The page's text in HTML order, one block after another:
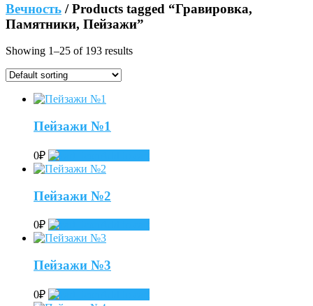
Вечность / Products tagged “Гравировка,
Памятники, Пейзажи”
Showing 1–25 of 193 results
Пейзажи №1
0₽
Пейзажи №2
0₽
Пейзажи №3
0₽